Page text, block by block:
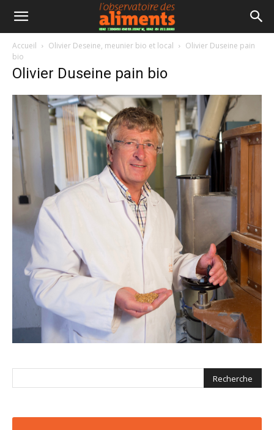
Accueil Olivier Deseine, meunier bio et local
Olivier Duseine pain
bio
Olivier Duseine pain bio